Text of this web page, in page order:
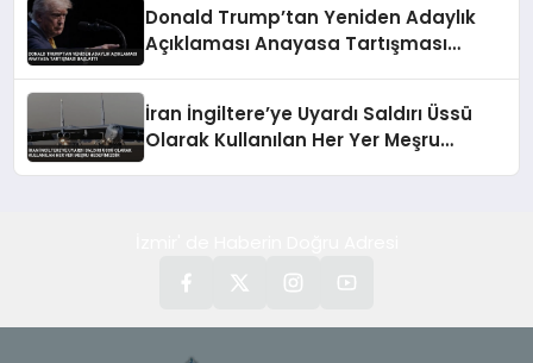
Donald Trump’tan Yeniden Adaylık
Açıklaması Anayasa Tartışması
İran İngiltere’ye Uyardı Saldırı Üssü
Olarak Kullanılan Her Yer Meşru